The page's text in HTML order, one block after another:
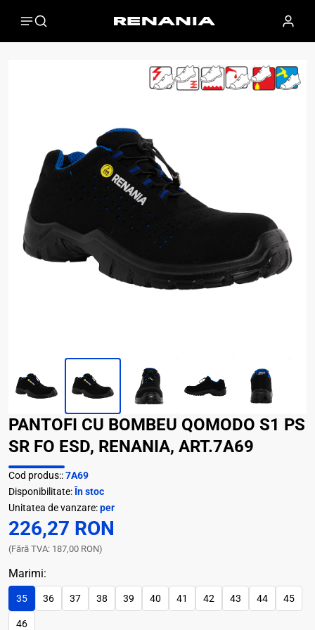
PANTOFI CU BOMBEU QOMODO S1 PS
SR FO ESD, RENANIA, ART.7A69
Cod produs::7A69
Disponibilitate: În stoc
Unitatea de vanzare:per
226,27 RON
(Fără TVA: 187,00 RON)
Marimi:
35 36 37 38 39 40 41 42 43 44 45
46